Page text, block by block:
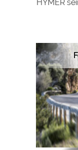
HYMER
Google Remarketing
über "COOKIES"